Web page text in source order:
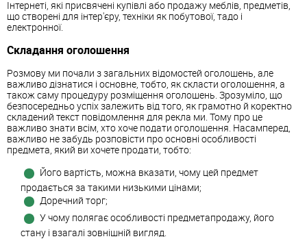
Інтернеті, які присвячені купівлі або продажу меблів, предметів,
що створені для інтер'єру, техніки як побутової, тадо і
електронної.
Складання оголошення
Розмову ми почали з загальних відомостей оголошень, але
важливо дізнатися і основне, тобто, як скласти оголошення, а
також саму процедуру розміщення оголошень. Зрозуміло, що
безпосередньо успіх залежить від того, як грамотно й коректно
складений текст повідомлення для рекла ми. Тому про це
важливо знати всім, хто хоче подати оголошення. Насамперед,
важливо не забудь розповісти про основні особливості
предмета, який ви хочете продати, тобто:
Його вартість, можна вказати, чому цей предмет
продається за такими низькими цінами;
Доречний торг;
У чому полягає особливості предметапродажу, його
стану і взагалі зовнішній вигляд.